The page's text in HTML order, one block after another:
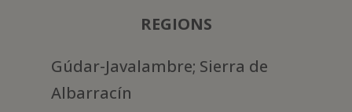
REGIONS
Gúdar-Javalambre; Sierra de
Albarracín